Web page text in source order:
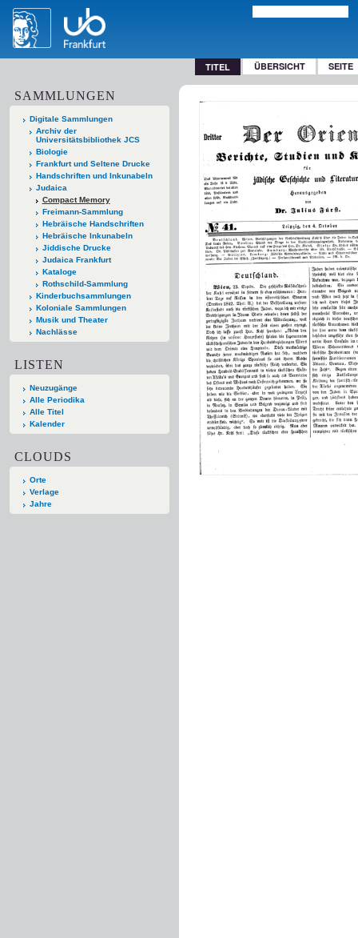
TITEL ÜBERSICHT SEITE
SAMMLUNGEN
Digitale Sammlungen
Archiv der
Universitätsbibliothek JCS
Biologie
Frankfurt und Seltene Drucke
Handschriften und Inkunabeln
Judaica
Compact Memory
Freimann-Sammlung
Hebräische Handschriften
Hebräische Inkunabeln
Jiddische Drucke
Judaica Frankfurt
Kataloge
Rothschild-Sammlung
Kinderbuchsammlungen
Koloniale Sammlungen
Musik und Theater
Nachlässe
LISTEN
Neuzugänge
Alle Periodika
Alle Titel
Kalender
CLOUDS
Orte
Verlage
Jahre